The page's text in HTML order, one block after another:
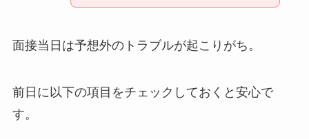
面接当日は予想外のトラブルが起こりがち。
前日に以下の項目をチェックしておくと安心で
す。